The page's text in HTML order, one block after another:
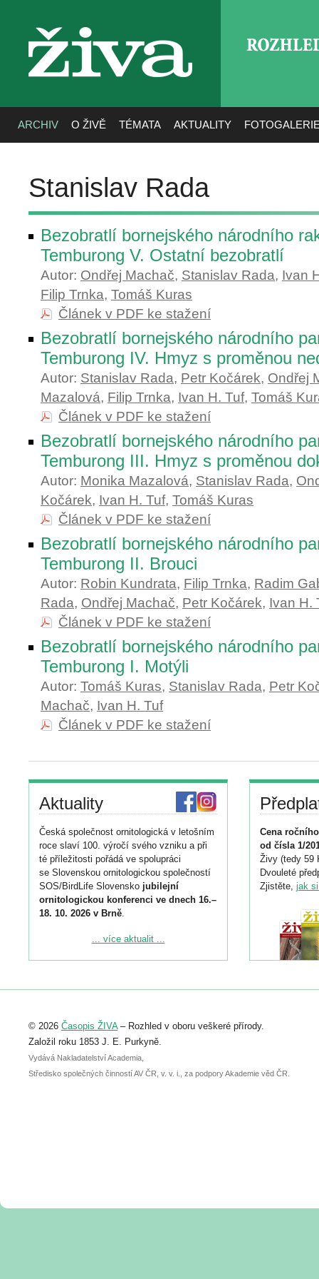
živa
ARCHIV O ŽIVĚ TÉMATA AKTUALITY
Stanislav Rada
Bezobratlí bornejského národního
Temburong V. Ostatní bezobratlí
Autor: Ondřej Machač, Stanislav Rada, Ivan
Filip Trnka, Tomáš Kuras
Článek v PDF ke stažení
Bezobratlí bornejského národního
Temburong IV. Hmyz s proměnou
Autor: Stanislav Rada, Petr Kočárek, Ondřej
Mazalová, Filip Trnka, Ivan H. Tuf, Tomáš
Článek v PDF ke stažení
Bezobratlí bornejského národního
Temburong III. Hmyz s proměnou
Autor: Monika Mazalová, Stanislav Rada,
Kočárek, Ivan H. Tuf, Tomáš Kuras
Článek v PDF ke stažení
Bezobratlí bornejského národního
Temburong II. Brouci
Autor: Robin Kundrata, Filip Trnka, Radim
Rada, Ondřej Machač, Petr Kočárek, Ivan H.
Článek v PDF ke stažení
Bezobratlí bornejského národního
Temburong I. Motýli
Autor: Tomáš Kuras, Stanislav Rada, Petr
Machač, Ivan H. Tuf
Článek v PDF ke stažení
Aktuality
Česká společnost ornitologická v letošním
roce slaví 100. výročí svého vzniku a při
té příležitosti pořádá ve spolupráci
se Slovenskou ornitologickou společností
SOS/BirdLife Slovensko jubilejní
ornitologickou konferenci ve dnech 16.–
18. 10. 2026 v Brně.
Podrobnější informace ke konferenci
Registrovat se můžete do 6. září.
abstraktu přihlášené přednášky nebo
posteru je už 30. června.
... více aktualit ...
Cena
od čísla 1/
Živy (tedy 59
Dvouleté
Zjistěte, jak
© 2026 Časopis ŽIVA– Rozhled v oboru veškeré přírody.
Založil roku 1853 J. E. Purkyně.
Vydává Nakladatelství Academia,
Středisko společných činností AV ČR, v. v. i., za podpory Akademie věd ČR.